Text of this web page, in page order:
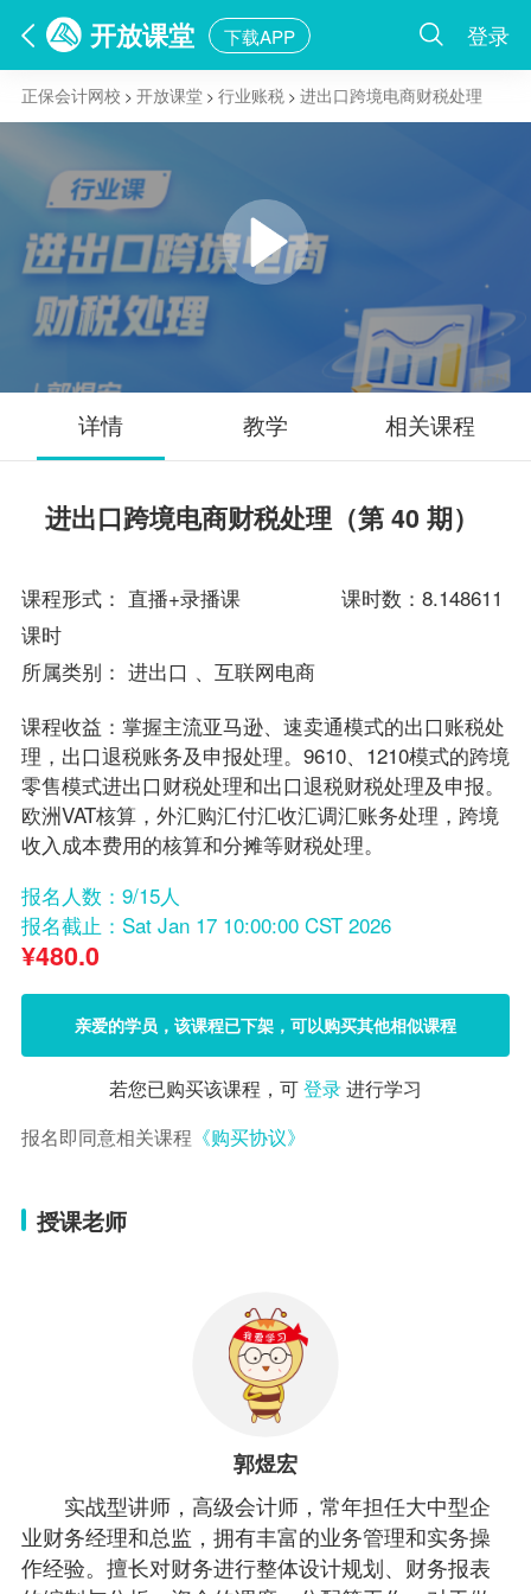
开放课堂 下载APP 登录
正保会计网校 > 开放课堂> 行业账税> 进出口跨境电商财税处理
详情 教学 相关课程
进出口跨境电商财税处理（第 40 期）
课程形式： 直播+录播课 课时数：8.148611
课时
所属类别： 进出口 、 互联网电商
课程收益：掌握主流亚马逊、速卖通模式的出口账税处
理，出口退税账务及申报处理。9610、1210模式的跨境
零售模式进出口财税处理和出口退税财税处理及申报。
欧洲VAT核算，外汇购汇付汇收汇调汇账务处理，跨境
收入成本费用的核算和分摊等财税处理。
报名人数：9/15人
报名截止：Sat Jan 17 10:00:00 CST 2026
¥480.0
亲爱的学员，该课程已下架，可以购买其他相似课程
若您已购买该课程，可登录进行学习
报名即同意相关课程 《购买协议》
授课老师
郭煜宏
实战型讲师，高级会计师，常年担任大中型企
业财务经理和总监，拥有丰富的业务管理和实务操
作经验。擅长对财务进行整体设计规划、财务报表